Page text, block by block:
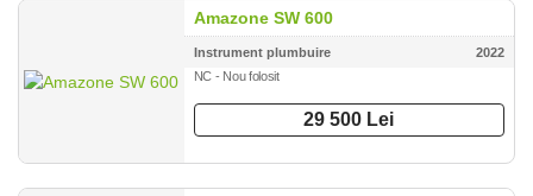
Amazone SW 600
Instrument plumbuire
2022
NC - Nou folosit
29 500 Lei